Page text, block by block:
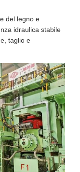
del legno e
idraulica stabile
taglio e